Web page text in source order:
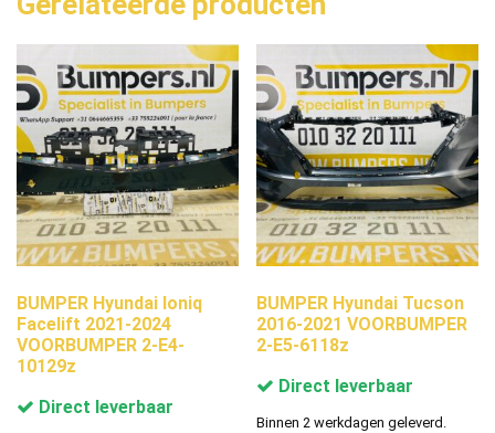
BUMPER Hyundai Ioniq
Facelift 2021-2024
VOORBUMPER 2-E4-
10129z
Direct leverbaar
BUMPER Hyundai Tucson
2016-2021 VOORBUMPER
2-E5-6118z
Direct leverbaar
Binnen 2 werkdagen geleverd.